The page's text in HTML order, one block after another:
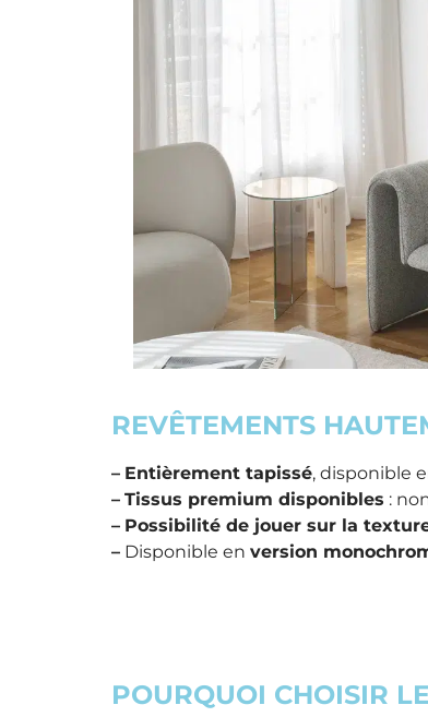
REVÊTEMENTS
– Entièrement tapissé, disponible
– Tissus premium disponibles :
– Possibilité de jouer sur la
– Disponible en version
POURQUOI CHOISIR